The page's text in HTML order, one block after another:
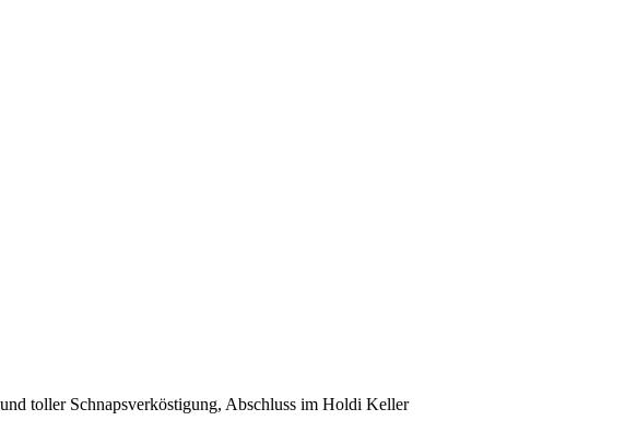
toller Schnapsverköstigung, Abschluss im Holdi Keller